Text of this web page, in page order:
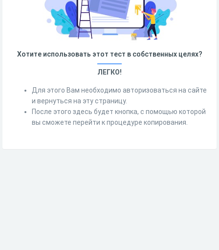
Хотите использовать этот тест в собственных целях?
ЛЕГКО!
Для этого Вам необходимо авторизоваться на сайте
и вернуться на эту страницу.
После этого здесь будет кнопка, с помощью которой
вы сможете перейти к процедуре копирования.